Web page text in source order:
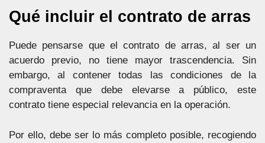
Qué incluir el contrato de arras
Puede pensarse que el contrato de arras, al ser un
acuerdo previo, no tiene mayor trascendencia. Sin
embargo, al contener todas las condiciones de la
compraventa que debe elevarse a público, este
contrato tiene especial relevancia en la operación.
Por ello, debe ser lo más completo posible, recogiendo